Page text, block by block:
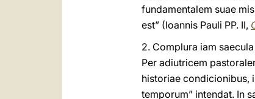
fundamentalem suae
est” (Ioannis Pauli PP. II,
2. Complura iam
Per adiutricem
historiae condicionibus,
temporum” intendat. In